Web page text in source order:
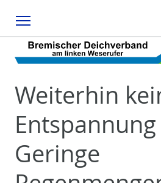
Weiterhin
Geringe